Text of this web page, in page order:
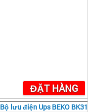
ĐẶT HÀNG
Bộ lưu điện Ups BEKO